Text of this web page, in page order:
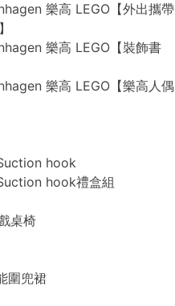
樂高 LEGO【外出攜帶
樂高 LEGO【裝飾書
樂高 LEGO【樂高人偶
hook
hook禮盒組
桌椅
圍兜裙